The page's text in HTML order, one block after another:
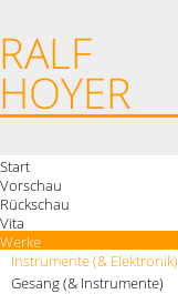
Start
Vorschau
Rückschau
Vita
Werke
Instrumente (& Elektronik)
Gesang (& Instrumente)